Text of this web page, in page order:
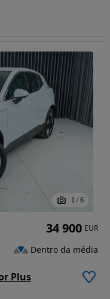
1 / 6
Plus
34 900 EUR
Dentro da média